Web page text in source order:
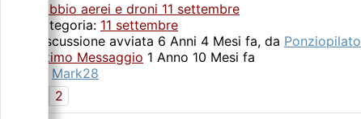
Dubbio aerei e droni 11 settembre
Categoria: 11 settembre
Discussione avviata 6 Anni 4 Mesi fa, da Ponziopilato
Ultimo Messaggio 1 Anno 10 Mesi fa
Mark28
2